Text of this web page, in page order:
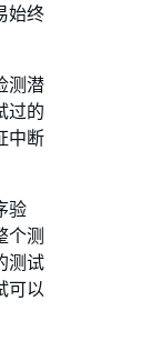
始终
测潜
过的
中断
验
个测
测试
可以